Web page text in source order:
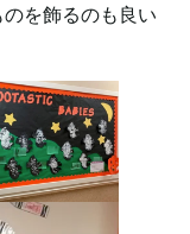
を飾るのも良い